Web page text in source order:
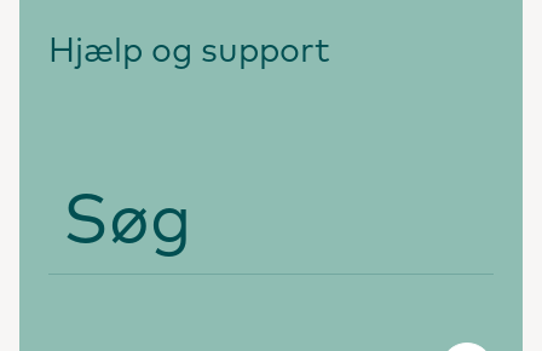
Hjælp og support
Søg